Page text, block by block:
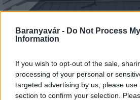
Baranyavár - Do Not Process
Information
If you wish to opt-out of the sale,
processing of your personal or
targeted advertising by us, please
section to confirm your selection.
Kecskeméten is szakirányú
Gál Ferenc Egyetem